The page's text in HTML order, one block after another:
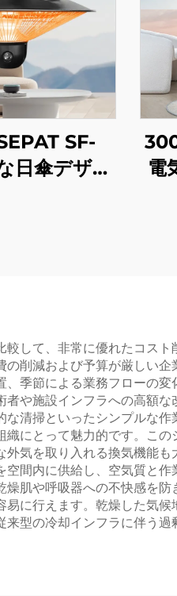
SF-
日傘デザイ
電
して、非常に優れたコス
削減および予算が厳しい
季節による業務フローの
や施設インフラへの高額
清掃といったシンプルな
にとって魅力的です。こ
気を取り入れる換気機能
間内に供給し、空気質と
肌や呼吸器への不快感を
に行えます。乾燥した気
型の冷却インフラに伴う